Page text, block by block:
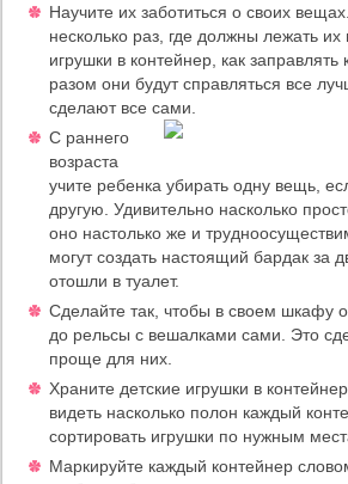
Научите их заботиться о своих
несколько раз, где должны лежать
игрушки в контейнер, как
разом они будут справляться все
сделают все сами.
С раннего
возраста
учите ребенка убирать одну вещь,
другую. Удивительно насколько
оно настолько же и
могут создать настоящий бардак за
отошли в туалет.
Сделайте так, чтобы в своем шкафу
до рельсы с вешалками сами. Это
проще для них.
Храните детские игрушки в
видеть насколько полон каждый
сортировать игрушки по нужным
Маркируйте каждый контейнер